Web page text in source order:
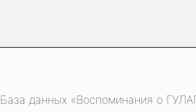
База данных «Воспоминания о